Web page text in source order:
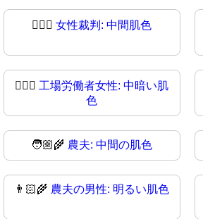
👩🏼‍⚖️女性裁判: 中間肌色
👩🏾‍⚖ 工場労働者女性: 中暗い肌
色
🧑🏼‍🌾 農夫: 中間の肌色
👨🏻‍🌾 農夫の男性: 明るい肌色